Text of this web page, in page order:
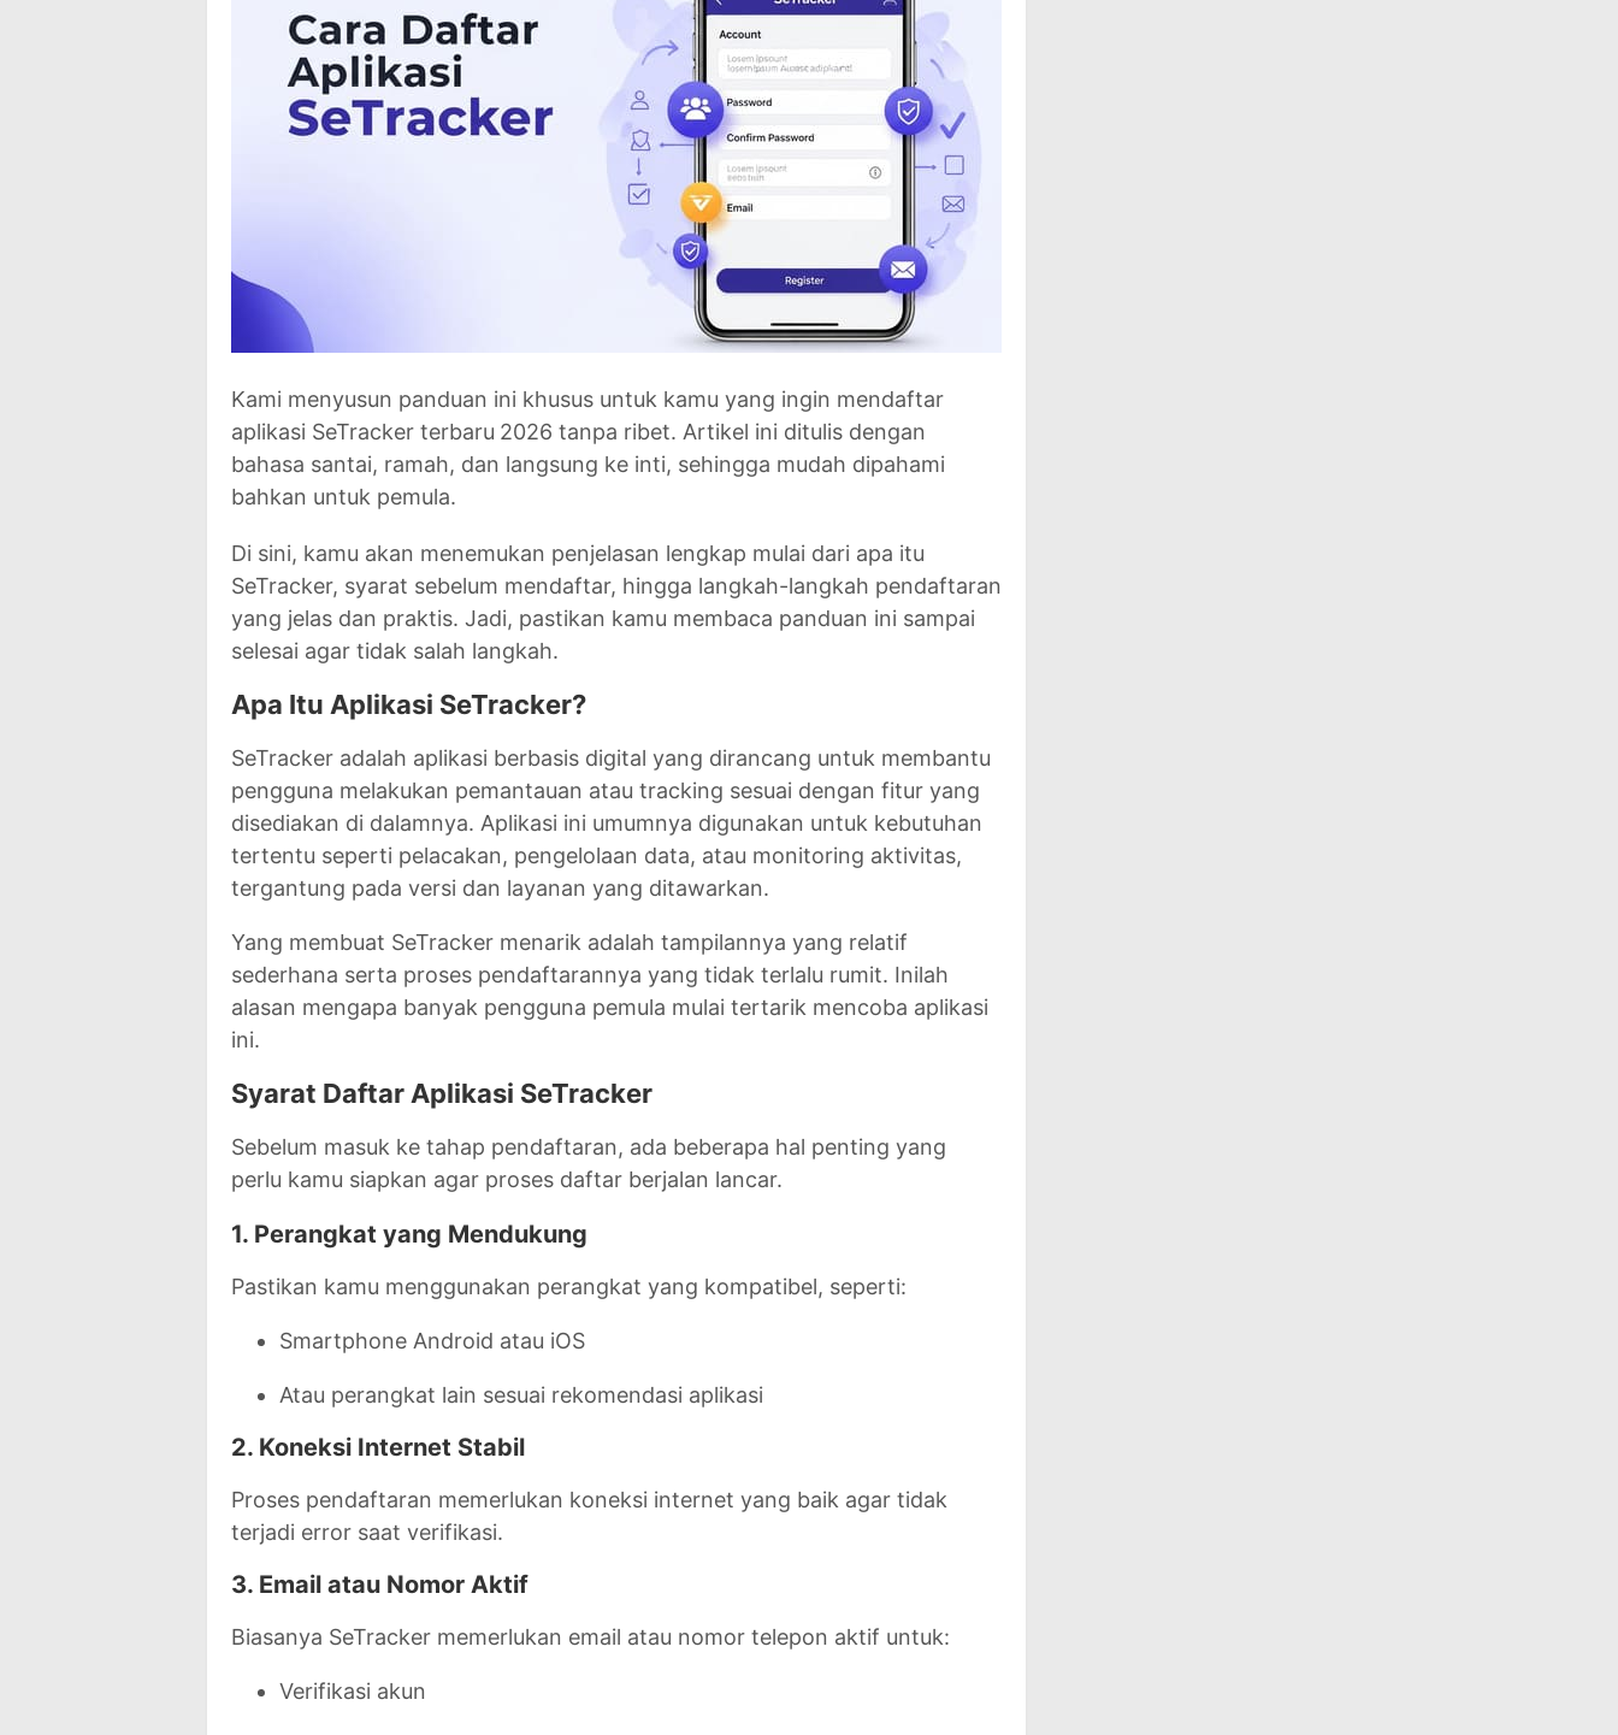
Kami menyusun panduan ini khusus untuk kamu yang ingin mendaftar
aplikasi SeTracker terbaru 2026 tanpa ribet. Artikel ini ditulis dengan
bahasa santai, ramah, dan langsung ke inti, sehingga mudah dipahami
bahkan untuk pemula.
Di sini, kamu akan menemukan penjelasan lengkap mulai dari apa itu
SeTracker, syarat sebelum mendaftar, hingga langkah-langkah pendaftaran
yang jelas dan praktis. Jadi, pastikan kamu membaca panduan ini sampai
selesai agar tidak salah langkah.
Apa Itu Aplikasi SeTracker?
SeTracker adalah aplikasi berbasis digital yang dirancang untuk membantu
pengguna melakukan pemantauan atau tracking sesuai dengan fitur yang
disediakan di dalamnya. Aplikasi ini umumnya digunakan untuk kebutuhan
tertentu seperti pelacakan, pengelolaan data, atau monitoring aktivitas,
tergantung pada versi dan layanan yang ditawarkan.
Yang membuat SeTracker menarik adalah tampilannya yang relatif
sederhana serta proses pendaftarannya yang tidak terlalu rumit. Inilah
alasan mengapa banyak pengguna pemula mulai tertarik mencoba aplikasi
ini.
Syarat Daftar Aplikasi SeTracker
Sebelum masuk ke tahap pendaftaran, ada beberapa hal penting yang
perlu kamu siapkan agar proses daftar berjalan lancar.
1. Perangkat yang Mendukung
Pastikan kamu menggunakan perangkat yang kompatibel, seperti:
Smartphone Android atau iOS
Atau perangkat lain sesuai rekomendasi aplikasi
2. Koneksi Internet Stabil
Proses pendaftaran memerlukan koneksi internet yang baik agar tidak
terjadi error saat verifikasi.
3. Email atau Nomor Aktif
Biasanya SeTracker memerlukan email atau nomor telepon aktif untuk:
Verifikasi akun